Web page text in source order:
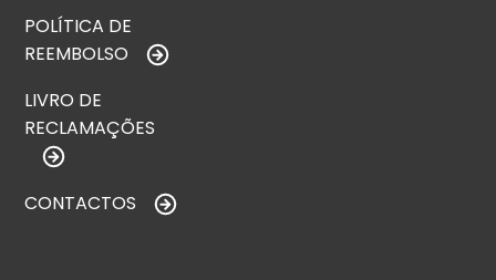
POLÍTICA DE
REEMBOLSO
LIVRO DE
RECLAMAÇÕES
CONTACTOS